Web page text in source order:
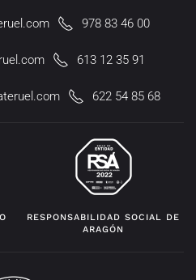
978 83 46 00
613 12 35 91
622 54 85 68
RESPONSABILIDAD SOCIAL DE
ARAGÓN